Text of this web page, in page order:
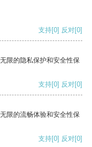
支持[0] 反对[0]
限的隐私保护和安全性保
支持[0] 反对[0]
限的流畅体验和安全性保
支持[0] 反对[0]